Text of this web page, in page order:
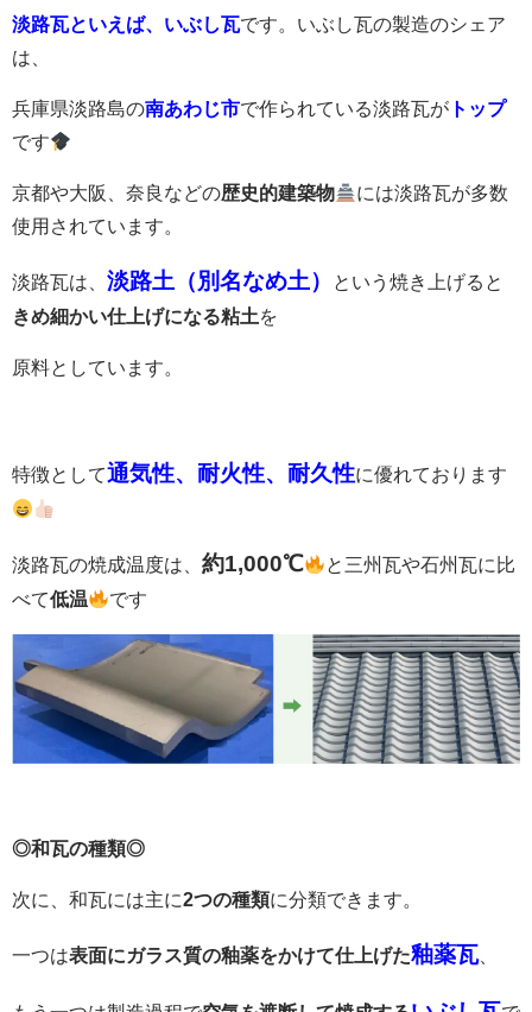
淡路瓦といえば、いぶし瓦です。いぶし瓦の製造のシェア
は、
兵庫県淡路島の南あわじ市で作られている淡路瓦が トップ
です
京都や大阪、奈良などの歴史的建築物
には淡路瓦が多数
使用されています。
淡路瓦は、 淡路土（別名なめ土）
という焼き上げると
きめ細かい仕上げになる粘土を
原料としています。
特徴として通気性、耐火性、耐久性に優れております
淡路瓦の焼成温度は、 約1,000℃
と三州瓦や石州瓦に比
べて低温 です
◎和瓦の種類◎
次に、和瓦には主に2つの種類に分類できます。
一つは表面にガラス質の釉薬をかけて仕上げた釉薬瓦、